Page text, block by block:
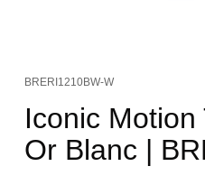
BRERI1210BW-W
Iconic
Or Blanc |